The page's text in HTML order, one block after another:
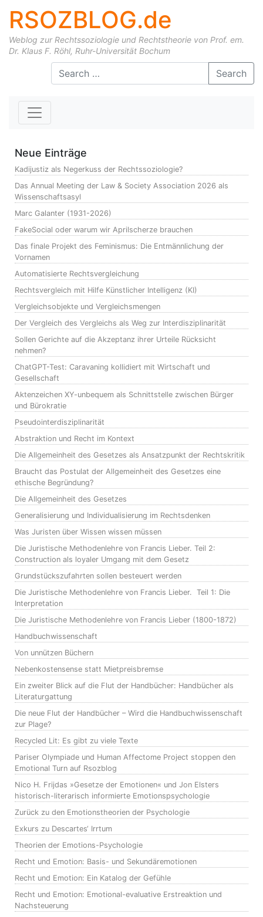
RSOZBLOG.de
Weblog zur Rechtssoziologie und Rechtstheorie von Prof. em.
Dr. Klaus F. Röhl, Ruhr-Universität Bochum
Skip to content Search
Neue Einträge
Kadijustiz als Negerkuss der Rechtssoziologie?
Das Annual Meeting der Law & Society Association 2026 als
Wissenschaftsasyl
Marc Galanter (1931-2026)
FakeSocial oder warum wir Aprilscherze brauchen
Das finale Projekt des Feminismus: Die Entmännlichung der
Vornamen
Automatisierte Rechtsvergleichung
Rechtsvergleich mit Hilfe Künstlicher Intelligenz (KI)
Vergleichsobjekte und Vergleichsmengen
Der Vergleich des Vergleichs als Weg zur Interdisziplinarität
Sollen Gerichte auf die Akzeptanz ihrer Urteile Rücksicht
nehmen?
ChatGPT-Test: Caravaning kollidiert mit Wirtschaft und
Gesellschaft
Aktenzeichen XY-unbequem als Schnittstelle zwischen Bürger
und Bürokratie
Pseudointerdisziplinarität
Abstraktion und Recht im Kontext
Die Allgemeinheit des Gesetzes als Ansatzpunkt der Rechtskritik
Braucht das Postulat der Allgemeinheit des Gesetzes eine
ethische Begründung?
Die Allgemeinheit des Gesetzes
Generalisierung und Individualisierung im Rechtsdenken
Was Juristen über Wissen wissen müssen
Die Juristische Methodenlehre von Francis Lieber. Teil 2:
Construction als loyaler Umgang mit dem Gesetz
Grundstückszufahrten sollen besteuert werden
Die Juristische Methodenlehre von Francis Lieber. Teil 1: Die
Interpretation
Die Juristische Methodenlehre von Francis Lieber (1800-1872)
Handbuchwissenschaft
Von unnützen Büchern
Nebenkostensense statt Mietpreisbremse
Ein zweiter Blick auf die Flut der Handbücher: Handbücher als
Literaturgattung
Die neue Flut der Handbücher – Wird die Handbuchwissenschaft
zur Plage?
Recycled Lit: Es gibt zu viele Texte
Pariser Olympiade und Human Affectome Project stoppen den
Emotional Turn auf Rsozblog
Nico H. Frijdas »Gesetze der Emotionen« und Jon Elsters
historisch-literarisch informierte Emotionspsychologie
Zurück zu den Emotionstheorien der Psychologie
Exkurs zu Descartes‘ Irrtum
Theorien der Emotions-Psychologie
Recht und Emotion: Basis- und Sekundäremotionen
Recht und Emotion: Ein Katalog der Gefühle
Recht und Emotion: Emotional-evaluative Erstreaktion und
Nachsteuerung